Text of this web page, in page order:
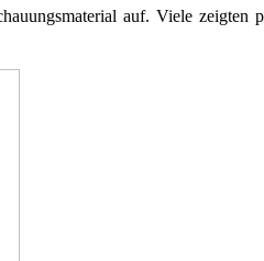
auf. Viele zeigten